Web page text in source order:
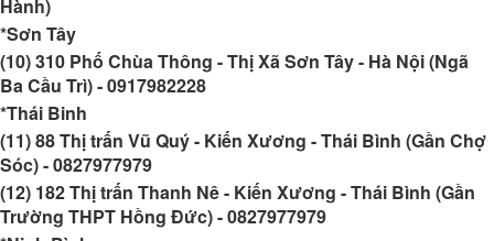
Hành)
*Sơn Tây
(10) 310 Phố Chùa Thông - Thị Xã Sơn Tây - Hà Nội (Ngã
Ba Cầu Trì) -0917982228
*Thái Binh
(11) 88 Thị trấn Vũ Quý - Kiến Xương - Thái Bình (Gần Chợ
Sóc) - 0827977979
(12) 182 Thị trấn Thanh Nê - Kiến Xương - Thái Bình (Gần
Trường THPT Hồng Đức) -0827977979